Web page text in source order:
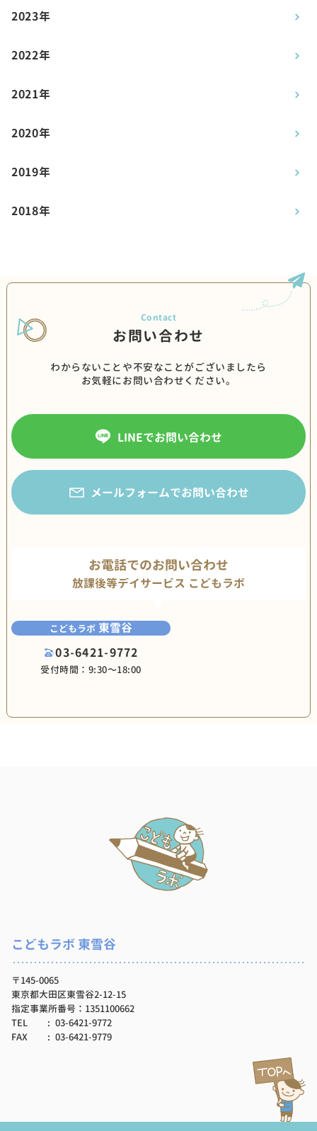
2023年
2022年
2021年
2020年
2019年
2018年
お問い合わせ
わからないことや不安なことがございましたら
お気軽にお問い合わせください。
LINEでお問い合わせ
メールフォームでお問い合わせ
お電話でのお問い合わせ
放課後等デイサービス こどもラボ
こどもラボ 東雪谷
03-6421-9772
受付時間：9:30〜18:00
こどもラボ 東雪谷
〒145-0065
東京都大田区東雪谷2-12-15
指定事業所番号：1351100662
TEL
03-6421-9772
FAX
03-6421-9779